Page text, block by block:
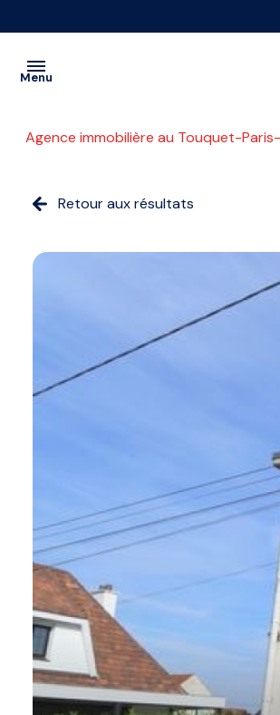
Menu
NEUFS
LOCATIONS
A
SAISONNIÈRE
ACTUALITES
Agence immobilière au Touquet-
Retour aux résultats